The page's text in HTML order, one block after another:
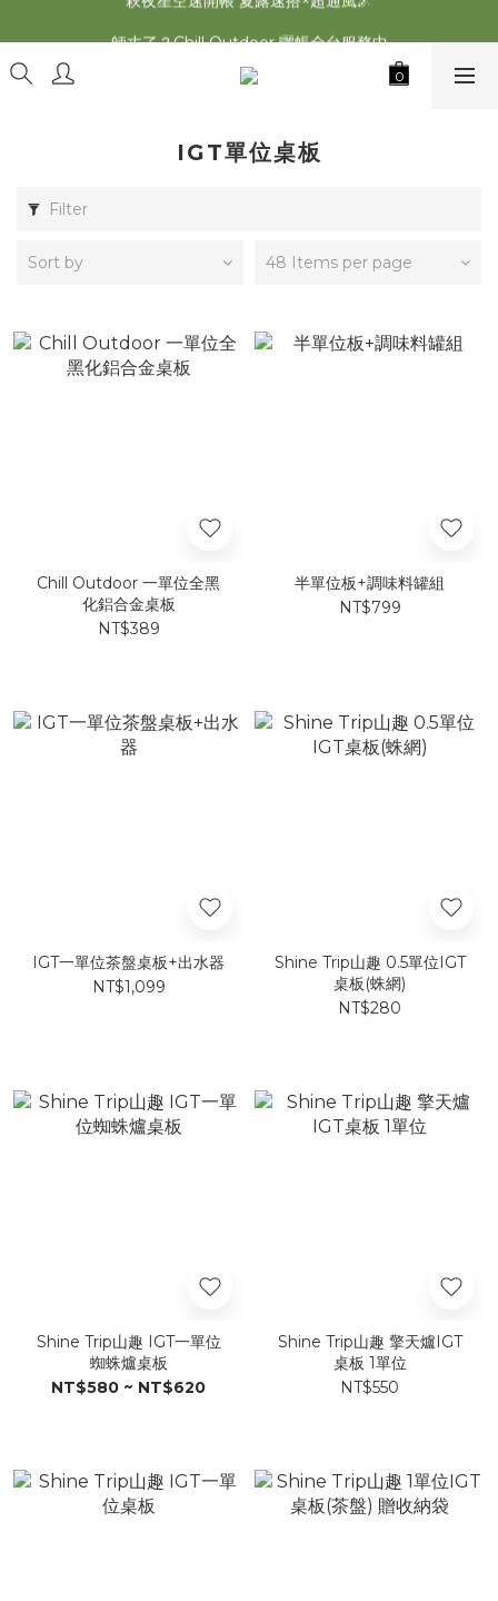
師丈了？Chill Outdoor 曬帳全台服務中
2026最新 萩遊之魂五單位2.0 發表⚡️
IGT單位桌板
Filter
Sort by 48 Items per page
Chill Outdoor 一單位全黑
化鋁合金桌板
NT$389
半單位板+調味料罐組
NT$799
IGT一單位茶盤桌板+出水器
NT$1,099
Shine Trip山趣 0.5單位IGT
桌板(蛛網)
NT$280
Shine Trip山趣 IGT一單位
蜘蛛爐桌板
NT$580 ~ NT$620
Shine Trip山趣 擎天爐IGT
桌板 1單位
NT$550